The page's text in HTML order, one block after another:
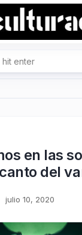
en las
del
julio 10, 2020